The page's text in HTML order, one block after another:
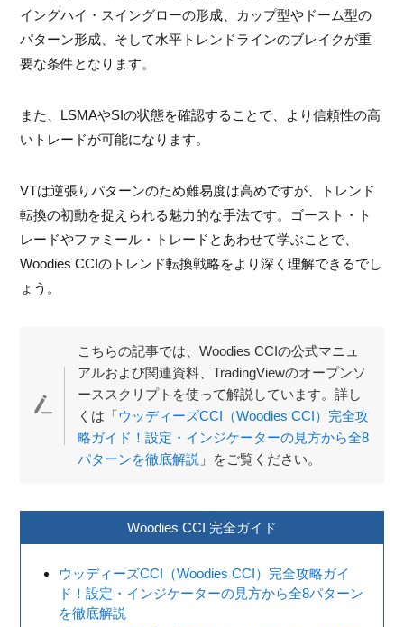
イングハイ・スイングローの形成、カップ型やドーム型の
パターン形成、そして水平トレンドラインのブレイクが重
要な条件となります。
また、LSMAやSIの状態を確認することで、より信頼性の高
いトレードが可能になります。
VTは逆張りパターンのため難易度は高めですが、トレンド
転換の初動を捉えられる魅力的な手法です。ゴースト・ト
レードやファミール・トレードとあわせて学ぶことで、
Woodies CCIのトレンド転換戦略をより深く理解できるでし
ょう。
こちらの記事では、Woodies CCIの公式マニュ
アルおよび関連資料、TradingViewのオープンソ
ーススクリプトを使って解説しています。詳し
くは「ウッディーズCCI（Woodies CCI）完全攻
略ガイド！設定・インジケーターの見方から全8
パターンを徹底解説 」をご覧ください。
Woodies CCI 完全ガイド
ウッディーズCCI（Woodies CCI）完全攻略ガイ
ド！設定・インジケーターの見方から全8パターン
を徹底解説